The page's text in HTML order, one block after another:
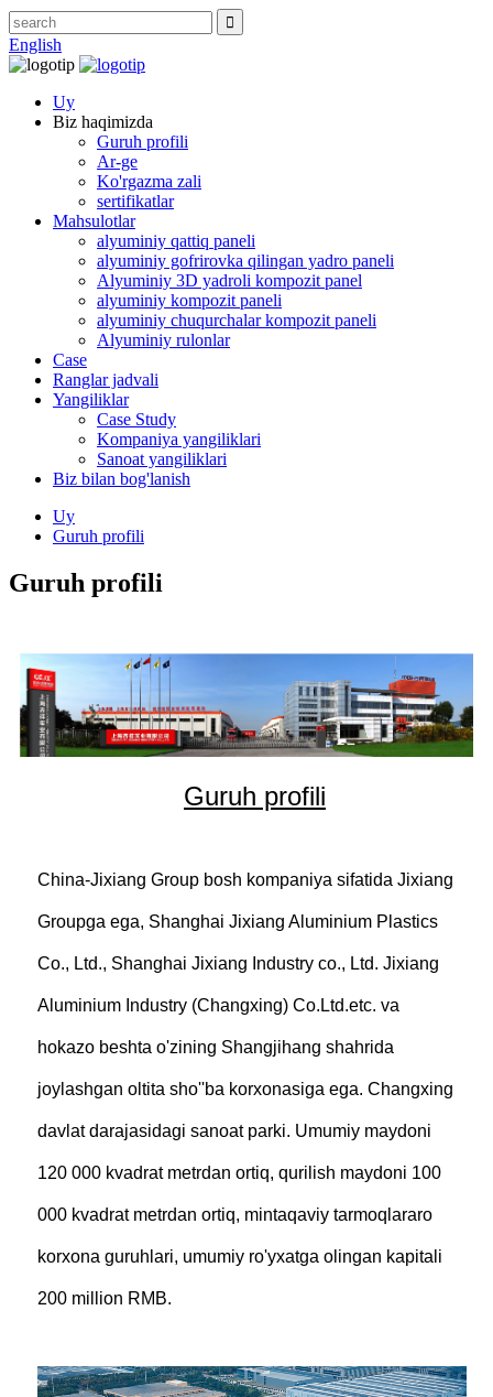
English
Uy
Biz haqimizda
Guruh profili
Ar-ge
Ko'rgazma zali
sertifikatlar
Mahsulotlar
alyuminiy qattiq paneli
alyuminiy gofrirovka qilingan yadro paneli
Alyuminiy 3D yadroli kompozit panel
alyuminiy kompozit paneli
alyuminiy chuqurchalar kompozit paneli
Alyuminiy rulonlar
Case
Ranglar jadvali
Yangiliklar
Case Study
Kompaniya yangiliklari
Sanoat yangiliklari
Biz bilan bog'lanish
Uy
Guruh profili
Guruh profili
Guruh profili
China-Jixiang Group bosh kompaniya sifatida Jixiang
Groupga ega, Shanghai Jixiang Aluminium Plastics
Co., Ltd., Shanghai Jixiang Industry co., Ltd. Jixiang
Aluminium Industry (Changxing) Co.Ltd.etc. va
hokazo beshta o'zining Shangjihang shahrida
joylashgan oltita sho''ba korxonasiga ega. Changxing
davlat darajasidagi sanoat parki. Umumiy maydoni
120 000 kvadrat metrdan ortiq, qurilish maydoni 100
000 kvadrat metrdan ortiq, mintaqaviy tarmoqlararo
korxona guruhlari, umumiy ro'yxatga olingan kapitali
200 million RMB.